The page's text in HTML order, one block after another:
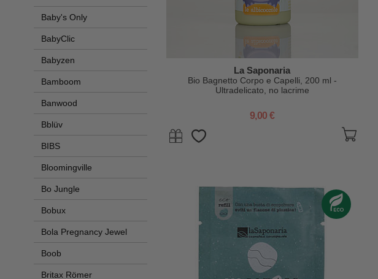
Baby's Only
BabyClic
Babyzen
Bamboom
Banwood
Bblüv
BIBS
Bloomingville
Bo Jungle
Bobux
Bola Pregnancy Jewel
Boob
Britax Römer
La Saponaria
Bio Bagnetto Corpo e Capelli, 200 ml -
Ultradelicato, no lacrime
9,00 €